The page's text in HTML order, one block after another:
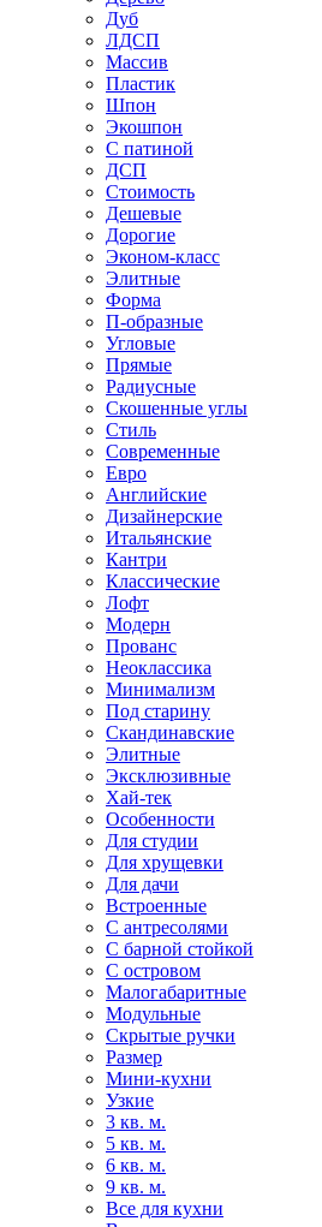
Дуб
ЛДСП
Массив
Пластик
Шпон
Экошпон
С патиной
ДСП
Стоимость
Дешевые
Дорогие
Эконом-класс
Элитные
Форма
П-образные
Угловые
Прямые
Радиусные
Скошенные углы
Стиль
Современные
Евро
Английские
Дизайнерские
Итальянские
Кантри
Классические
Лофт
Модерн
Прованс
Неоклассика
Минимализм
Под старину
Скандинавские
Элитные
Эксклюзивные
Хай-тек
Особенности
Для студии
Для хрущевки
Для дачи
Встроенные
С антресолями
С барной стойкой
С островом
Малогабаритные
Модульные
Скрытые ручки
Размер
Мини-кухни
Узкие
3 кв. м.
5 кв. м.
6 кв. м.
9 кв. м.
Все для кухни